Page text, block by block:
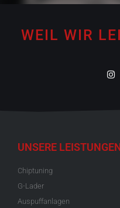
WEIL WIR
UNSERE
Chiptuning
G-Lader
Auspuffanlagen